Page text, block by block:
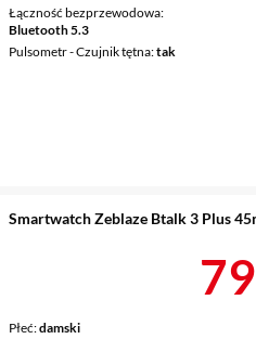
Łączność bezprzewodowa
Bluetooth 5.3
Pulsometr - Czujnik tętna tak
Smartwatch Zeblaze Btalk 3 Plus
Płeć damski
79